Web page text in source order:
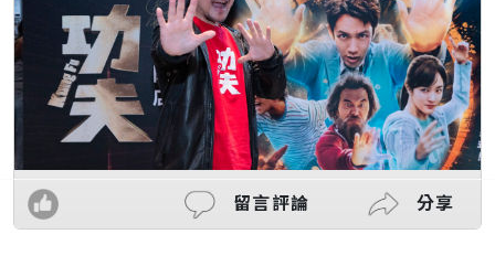
留言評論 分享